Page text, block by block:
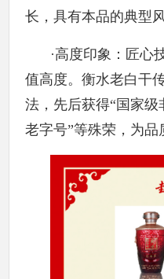
长，具有本品的典型风
·高度印象：匠心
值高度。衡水老白干
法，先后获得“国家级
老字号”等殊荣，为品